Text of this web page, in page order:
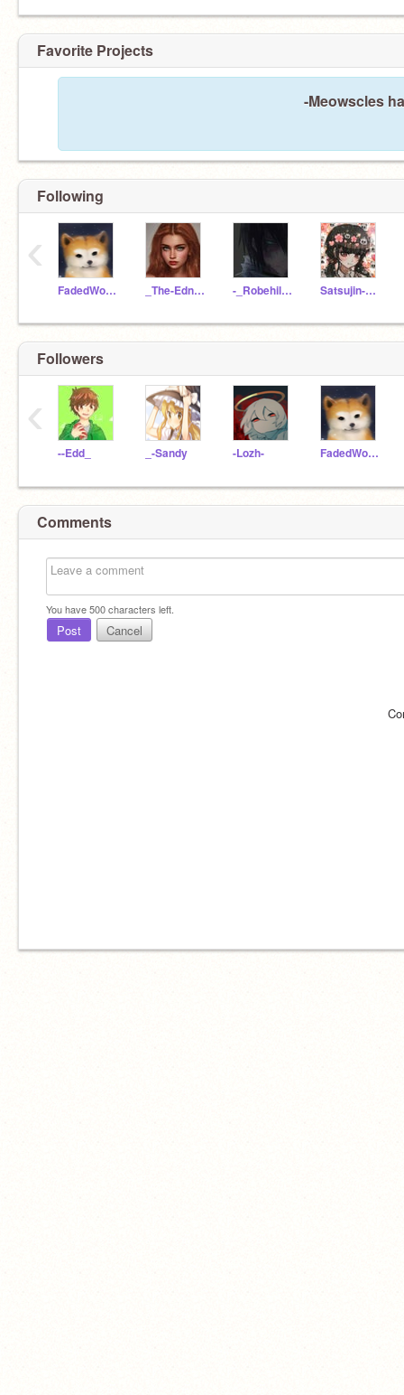
Favorite Projects
-Meowscles
Following
FadedWolves _The-Edna_ -_Robehile_- Satsujin-Chi
‹
Followers
--Edd_ _-Sandy -Lozh- FadedWolves
‹
Comments
You have500characters left.
Post Cancel